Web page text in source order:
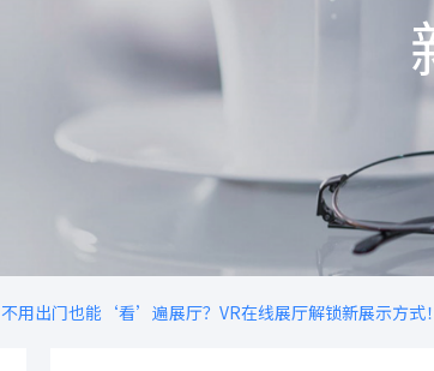
不用出门也能‘看’遍展厅？VR在线展厅解锁新展示方式！